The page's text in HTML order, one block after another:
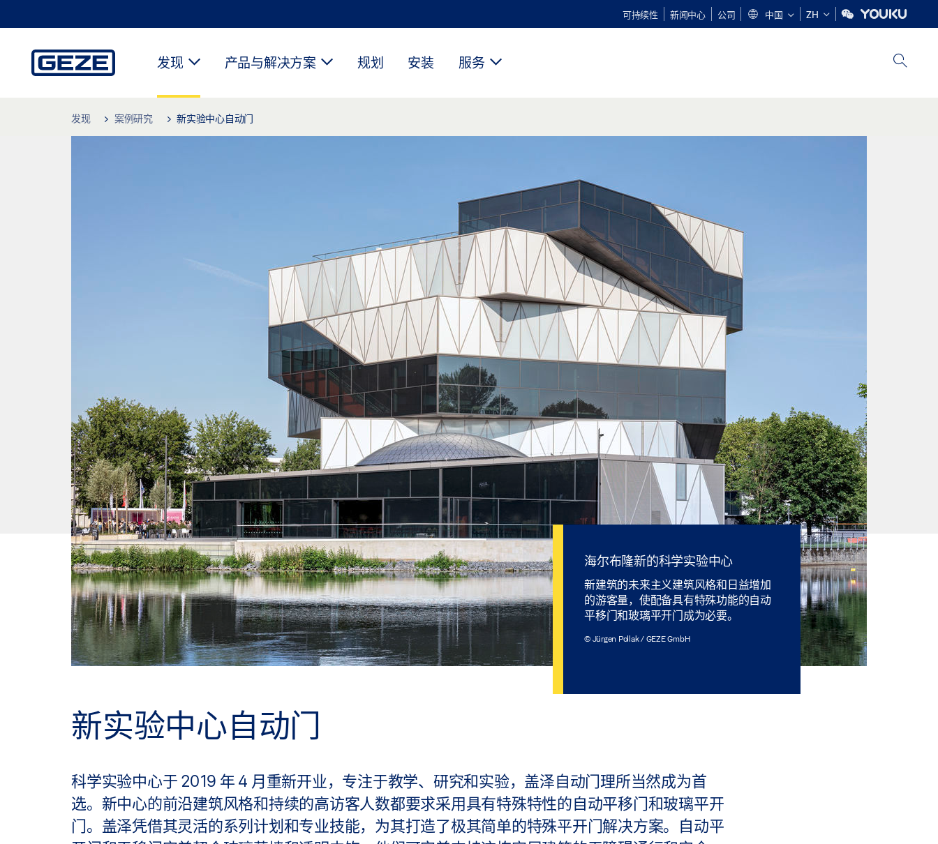
可持续性 新闻中心 公司 中国 ZH
发现 产品与解决方案 规划 安装 服务
发现 案例研究 新实验中心自动门
海尔布隆新的科学实验中心
新建筑的未来主义建筑风格和日益增加
的游客量，使配备具有特殊功能的自动
平移门和玻璃平开门成为必要。
© Jürgen Pollak / GEZE GmbH
新实验中心自动门
科学实验中心于 2019 年 4 月重新开业，专注于教学、研究和实验，盖泽自动门理所当然成为首
选。新中心的前沿建筑风格和持续的高访客人数都要求采用具有特殊特性的自动平移门和玻璃平开
门。盖泽凭借其灵活的系列计划和专业技能，为其打造了极其简单的特殊平开门解决方案。自动平